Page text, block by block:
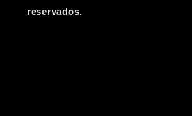
reservados.